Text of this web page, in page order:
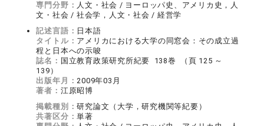
専門分野： 人文・社会 / ヨーロッパ史、アメリカ史，人
文・社会 / 社会学，人文・社会 / 経営学
記述言語： 日本語
タイトル： アメリカにおける大学の同窓会：その成立過
程と日本への示唆
誌名： 国立教育政策研究所紀要 138巻 （頁 125 ～
139）
出版年月：2009年03月
著者： 江原昭博
掲載種別：研究論文（大学，研究機関等紀要）
共著区分：単著